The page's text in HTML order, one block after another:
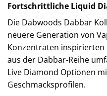
Fortschrittliche Liquid
Die Dabwoods Dabbar
neuere Generation von
Konzentraten
aus der Dabbar-Reihe
Live Diamond Optionen
Geschmacksprofilen.